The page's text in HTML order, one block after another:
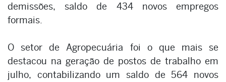
demissões, saldo de 434 novos empregos
formais.
O setor de Agropecuária foi o que mais se
destacou na geração de postos de trabalho em
julho, contabilizando um saldo de 564 novos